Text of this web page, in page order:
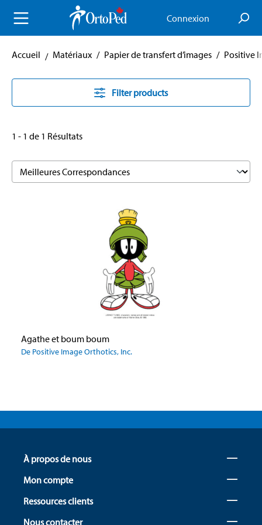
principal Connexion
Accueil Matériaux / Papier de transfert d’images / Positive
Filter products
1 - 1 de 1 Résultats
Agathe et boum boum
De Positive Image Orthotics, Inc.
À propos de nous
Mon compte
Ressources clients
Nous contacter